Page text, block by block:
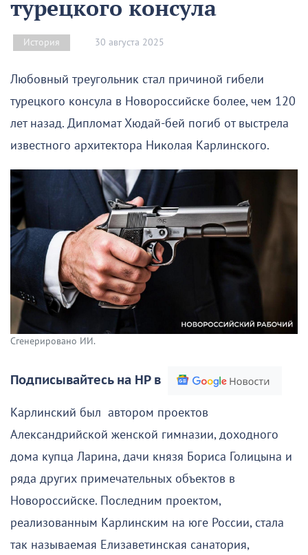
турецкого консула
История 30 августа 2025
Любовный треугольник стал причиной гибели
турецкого консула в Новороссийске более, чем 120
лет назад. Дипломат Хюдай-бей погиб от выстрела
известного архитектора Николая Карлинского.
Сгенерировано ИИ.
Подписывайтесь на НР в
Карлинский был автором проектов
Александрийской женской гимназии, доходного
дома купца Ларина, дачи князя Бориса Голицына и
ряда других примечательных объектов в
Новороссийске. Последним проектом,
реализованным Карлинским на юге России, стала
так называемая Елизаветинская санатория,